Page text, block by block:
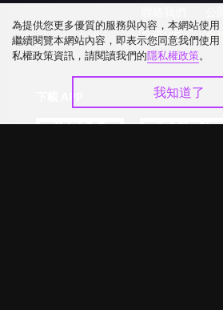
升級VIP
合
為提供您更多優質的服務與內容，本網站使
繼續閱覽本網站內容，即表示您同意我們使
私權政策資訊，請閱讀我們的隱私權政策。
我知道了